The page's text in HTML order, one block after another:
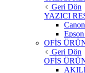
Geri Dön
YAZICI
Canon
Epson
OFİS
Geri Dön
OFİS